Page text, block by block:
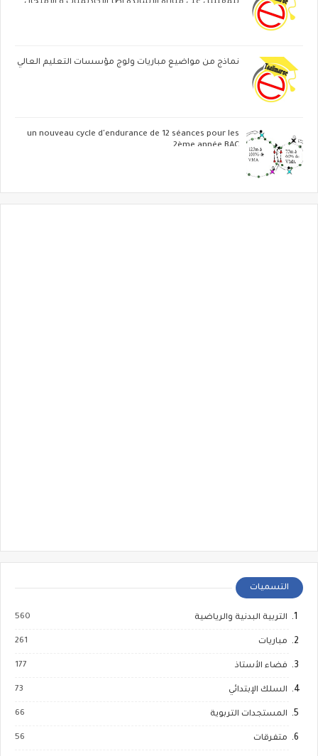
للمقبلين على مباراة الاساتدة أطر الاكاديميات ‏و الامتحان
نماذج من مواضيع مباريات ولوج مؤسسات التعليم العالي
un nouveau cycle d'endurance de 12 séances pour les
2ème année BAC
التسميات
التربية البدنية والرياضية 560
مباريات 261
فضاء الأستاذ 177
السلك الإبتدائي 73
المستجدات التربوية 66
متفرقات 56